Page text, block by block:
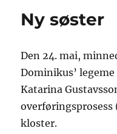
Ny søster
Den 24. mai,
Dominikus’
Katarina
overføringsprosess
kloster.